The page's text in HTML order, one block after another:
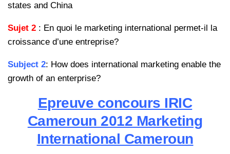
states and China
Sujet 2 : En quoi le marketing international permet-il la
croissance d’une entreprise?
Subject 2: How does international marketing enable the
growth of an enterprise?
Epreuve concours IRIC
Cameroun 2012 Marketing
International Cameroun